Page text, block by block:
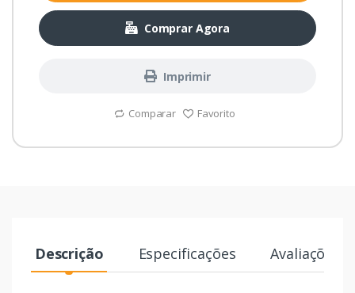
Comprar Agora
Imprimir
Comparar Favorito
Descrição Especificações Avaliações